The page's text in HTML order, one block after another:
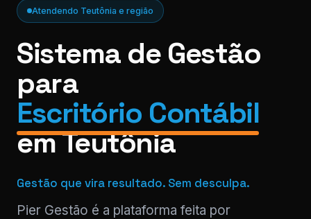
Atendendo Teutônia e região
Sistema de Gestão
para
Escritório Contábil
em Teutônia
Gestão que vira resultado. Sem desculpa.
Pier Gestão é a plataforma feita por